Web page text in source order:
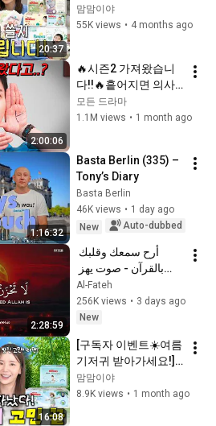
20:37
'이거'로 정착했습니
다ㅣ브랜드별 장단점
추천템ㅣ인생 기저귀
TOP 3 ㅣ밤기저귀 탑
티어
맘맘이야
55K views • 4 months ago
2:00:06
🔥시즌2 가져왔습니
다!!🔥흩어지면 의사!
뭉치면 돌+I인 눈물 콧
물 다 빼는 핵꿀잼 드
모든 드라마
1.1M views • 1 month ago
1:16:32
Basta Berlin (335) –
Tony’s Diary
Basta Berlin
46K views • 1 day ago
New
Auto-dubbed
2:28:59
القلب | A Voice That
Moves the Heart ❤️
Al-Fateh
256K views • 3 days ago
New
16:08
[구독자 이벤트☀️여름
기저귀 받아가세요!]
제발 기저귀 아무거나
사지마세요⚠️ 아기 발
맘맘이야
8.9K views • 1 month ago